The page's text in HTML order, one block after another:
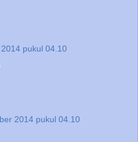
pukul 04.10
2014 pukul 04.10